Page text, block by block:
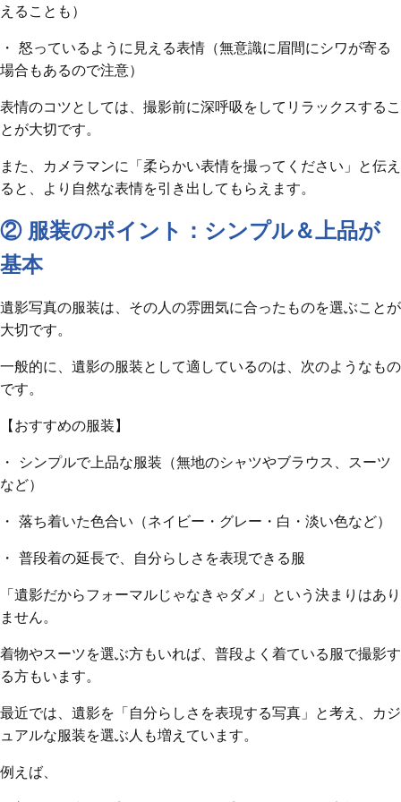
えることも）
・ 怒っているように見える表情（無意識に眉間にシワが寄る
場合もあるので注意）
表情のコツとしては、撮影前に深呼吸をしてリラックスするこ
とが大切です。
また、カメラマンに「柔らかい表情を撮ってください」と伝え
ると、より自然な表情を引き出してもらえます。
② 服装のポイント：シンプル＆上品が
基本
遺影写真の服装は、その人の雰囲気に合ったものを選ぶことが
大切です。
一般的に、遺影の服装として適しているのは、次のようなもの
です。
【おすすめの服装】
・ シンプルで上品な服装（無地のシャツやブラウス、スーツ
など）
・ 落ち着いた色合い（ネイビー・グレー・白・淡い色など）
・ 普段着の延長で、自分らしさを表現できる服
「遺影だからフォーマルじゃなきゃダメ」という決まりはあり
ません。
着物やスーツを選ぶ方もいれば、普段よく着ている服で撮影す
る方もいます。
最近では、遺影を「自分らしさを表現する写真」と考え、カジ
ュアルな服装を選ぶ人も増えています。
例えば、